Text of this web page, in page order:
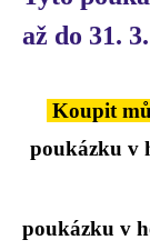
až do 31.
Koupit
poukázku v
poukázku v